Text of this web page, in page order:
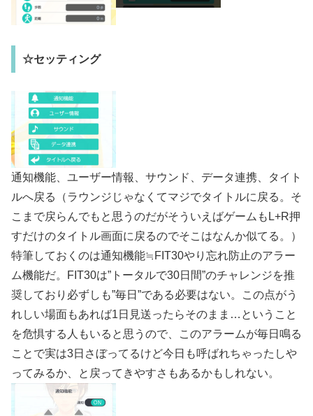
☆セッティング
通知機能、ユーザー情報、サウンド、データ連携、タイト
ルへ戻る（ラウンジじゃなくてマジでタイトルに戻る。そ
こまで戻らんでもと思うのだがそういえばゲームもL+R押
すだけのタイトル画面に戻るのでそこはなんか似てる。）
特筆しておくのは通知機能≒FIT30やり忘れ防止のアラー
ム機能だ。FIT30は”トータルで30日間”のチャレンジを推
奨しており必ずしも”毎日”である必要はない。この点がう
れしい場面もあれば1日見送ったらそのまま…ということ
を危惧する人もいると思うので、このアラームが毎日鳴る
ことで実は3日さぼってるけど今日も呼ばれちゃったしや
ってみるか、と戻ってきやすさもあるかもしれない。